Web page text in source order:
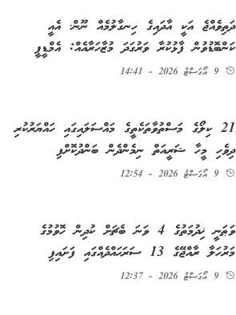
ދަތިވެއްޖެ އަކީ އާދައިގެ ހިނގާލުމެއް ނޫން؛ އެއީ
ކަންބޮޑުވުން ފާޅުކުރާ ވަރުގަދަ މުޒާހަރާއެއް: އެމްޑީޕީ
9 އޯގަސްޓު 2026 - 14:41
21 ކިލޯގެ މަސްތުވާތަކެތީގެ މައްސަލައިގައި ހައްޔަރުކުރި
ދިވެހި މީހާ ޝަރީއަތް ނިމެންދެން ބަންދުކޮށްފި
9 އޯގަސްޓު 2026 - 12:54
ވަޠަނީ ޚިދުމަތުގެ 4 ވަނަ ބެޗަށް ކުދިން ހޮވުމުގެ
މަރުހަލާ ރާއްޖޭގެ 13 ސަރަޙައްދެއްގައި ފަށައިފި
9 އޯގަސްޓު 2026 - 12:37